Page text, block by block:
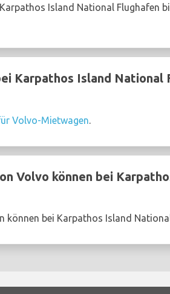
Island National Flughafen
Karpathos Island
Volvo-Mietwagen
Volvo können bei
bei Karpathos Island